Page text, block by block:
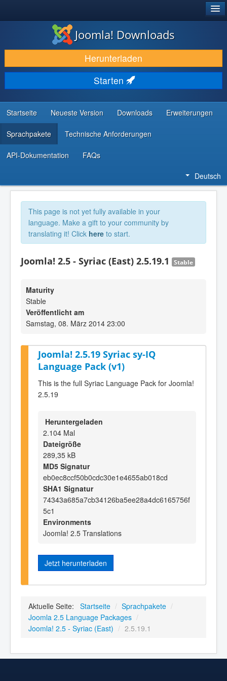
DOWNLOAD & ERWEITERN
ENTDECKEN & LERNEN
COMMUNITY & SUPPORT
RESSOURCEN FÜR ENTWICKLER
Joomla! Downloads
Herunterladen
Starten
Startseite Neueste Version Downloads Erweiterungen
Sprachpakete Technische Anforderungen
API-Dokumentation FAQs
Deutsch
This page is not yet fully available in your
language. Make a gift to your community by
translating it! Click here to start.
Joomla! 2.5 - Syriac (East) 2.5.19.1 Stable
Maturity
Stable
Veröffentlicht am
Samstag, 08. März 2014 23:00
Joomla! 2.5.19 Syriac sy-IQ
Language Pack (v1)
This is the full Syriac Language Pack for Joomla!
2.5.19
Heruntergeladen
2.104 Mal
Dateigröße
289,35 kB
MD5 Signatur
eb0ec8ccf50b0cdc30e1e4655ab018cd
SHA1 Signatur
74343a685a7cb34126ba5ee28a4dc6165756f
5c1
Environments
Joomla! 2.5 Translations
Jetzt herunterladen
Aktuelle Seite: Startseite / Sprachpakete /
Joomla 2.5 Language Packages /
Joomla! 2.5 - Syriac (East) / 2.5.19.1